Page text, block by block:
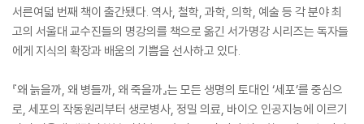
서른여덟 번째 책이 출간됐다. 역사, 철학, 과학, 의학, 예술 등 각 분야 최
고의 서울대 교수진들의 명강의를 책으로 옮긴 서가명강 시리즈는 독자들
에게 지식의 확장과 배움의 기쁨을 선사하고 있다.
『왜 늙을까, 왜 병들까, 왜 죽을까』는 모든 생명의 토대인 ‘세포’를 중심으
로, 세포의 작동원리부터 생로병사, 정밀 의료, 바이오 인공지능에 이르기